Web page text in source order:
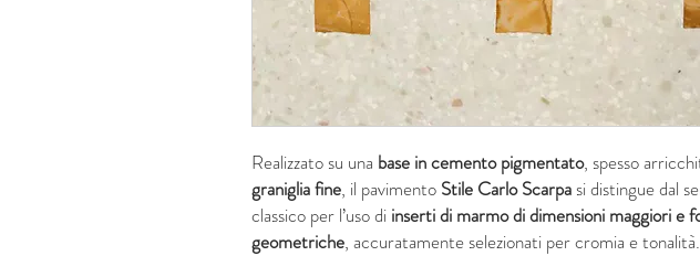
Realizzato su una base in cemento pigmentato, spesso
graniglia fine, il pavimento Stile Carlo Scarpa si distingue dal
classico per l’uso di inserti di marmo di dimensioni maggiori e
geometriche, accuratamente selezionati per cromia e tonalità.